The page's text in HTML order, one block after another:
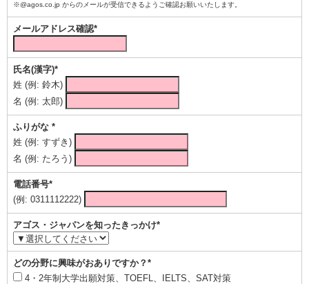
※@agos.co.jp からのメールが受信できるようご確認お願いいたします。
メールアドレス確認*
氏名(漢字)*
姓 (例: 鈴木)
名 (例: 太郎)
ふりがな *
姓 (例: すずき)
名 (例: たろう)
電話番号*
(例: 0311112222)
アゴス・ジャパンを知ったきっかけ*
どの分野に興味がおありですか？*
4・2年制大学出願対策、TOEFL、IELTS、SAT対策